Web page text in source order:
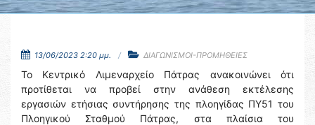
13/06/2023 2:20 μμ. ΔΙΑΓΩΝΙΣΜΟΙ-ΠΡΟΜΗΘΕΙΕΣ
Το Κεντρικό Λιμεναρχείο Πάτρας ανακοινώνει ότι
προτίθεται να προβεί στην ανάθεση εκτέλεσης
εργασιών ετήσιας συντήρησης της πλοηγίδας ΠΥ51 του
Πλοηγικού Σταθμού Πάτρας, στα πλαίσια του